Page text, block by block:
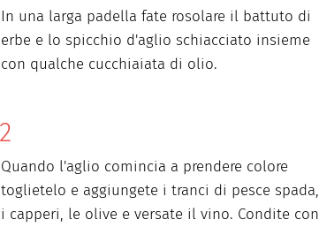
In una larga padella fate rosolare il battuto di
erbe e lo spicchio d'aglio schiacciato insieme
con qualche cucchiaiata di olio.
Quando l'aglio comincia a prendere colore
toglietelo e aggiungete i tranci di pesce spada,
i capperi, le olive e versate il vino. Condite con